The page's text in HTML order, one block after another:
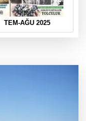
MAY-HAZİRAN 2025